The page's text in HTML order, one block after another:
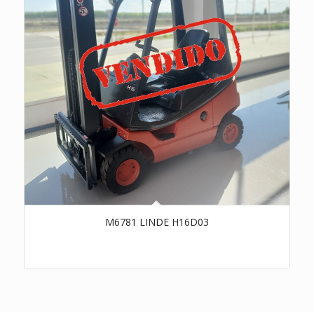
M6781 LINDE H16D03